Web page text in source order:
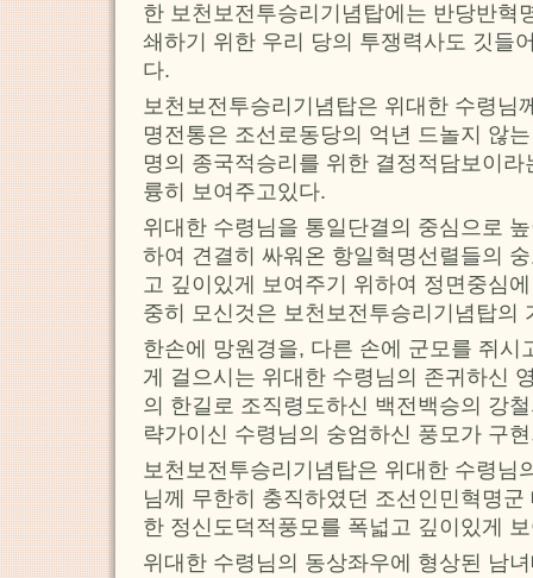
한 보천보전투승리기념탑에는 반당반혁
쇄하기 위한 우리 당의 투쟁력사도 깃들
다.
보천보전투승리기념탑은 위대한 수령님
명전통은 조선로동당의 억년 드놀지 않
명의 종국적승리를 위한 결정적담보이
륭히 보여주고있다.
위대한 수령님을 통일단결의 중심으로
하여 견결히 싸워온 항일혁명선렬들의
고 깊이있게 보여주기 위하여 정면중심
중히 모신것은 보천보전투승리기념탑의
한손에 망원경을, 다른 손에 군모를 쥐시
게 걸으시는 위대한 수령님의 존귀하신
의 한길로 조직령도하신 백전백승의 강
략가이신 수령님의 숭엄하신 풍모가 구
보천보전투승리기념탑은 위대한 수령님
님께 무한히 충직하였던 조선인민혁명
한 정신도덕적풍모를 폭넓고 깊이있게
위대한 수령님의 동상좌우에 형상된 남